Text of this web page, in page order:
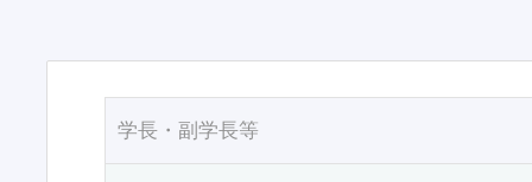
学長・副学長等